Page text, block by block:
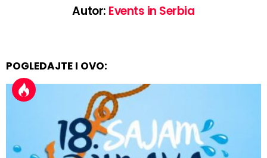
Autor: Events in Serbia
POGLEDAJTE I OVO: